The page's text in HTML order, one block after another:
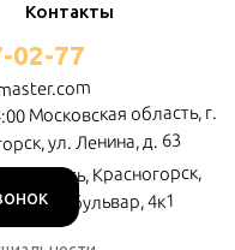
Контакты
02-77
Московская область, г.
ул. Ленина, д. 63
область, Красногорск,
бульвар, 4к1